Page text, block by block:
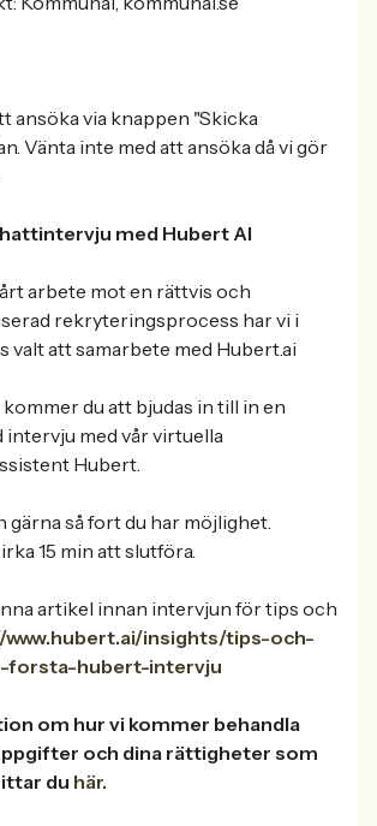
ansöka via knappen "Skicka
Vänta inte med att ansöka då vi gör
med Hubert AI
arbete mot en rättvis och
rekryteringsprocess har vi i
valt att samarbete med Hubert.ai
du att bjudas in till in en
med vår virtuella
Hubert.
gärna så fort du har möjlighet.
15 min att slutföra.
artikel innan intervjun för tips och
insights/tips-och-
forsta-hubert-intervju
om hur vi kommer behandla
och dina rättigheter som
du här.